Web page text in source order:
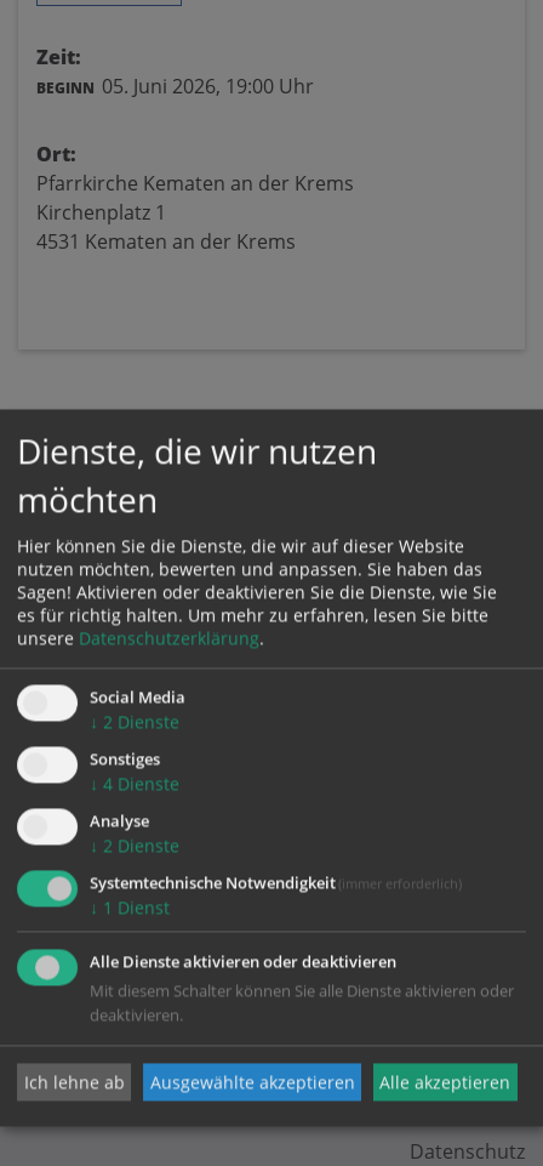
Zeit:
BEGINN 05. Juni 2026, 19:00 Uhr
Ort:
Pfarrkirche Kematen an der Krems
Kirchenplatz 1
4531 Kematen an der Krems
Karte:
Zustimmung erforderlich!
Bitte akzeptieren Sie
Cookies von Google Maps
, um diesen Inhalt sehen zu können.
Impressum
Datenschutz
Dienste, die wir nutzen
möchten
Hier können Sie die Dienste, die wir auf dieser Website
nutzen möchten, bewerten und anpassen. Sie haben das
Sagen! Aktivieren oder deaktivieren Sie die Dienste, wie Sie
es für richtig halten. Um mehr zu erfahren, lesen Sie bitte
unsere Datenschutzerklärung.
Social Media
↓ 2 Dienste
Sonstiges
↓ 4 Dienste
Analyse
↓ 2 Dienste
Systemtechnische Notwendigkeit (immer erforderlich)
↓ 1 Dienst
Alle Dienste aktivieren oder deaktivieren
Mit diesem Schalter können Sie alle Dienste aktivieren oder
deaktivieren.
Ich lehne ab Ausgewählte akzeptieren Alle akzeptieren